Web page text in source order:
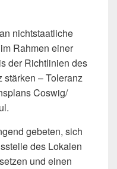
nichtstaatliche
Rahmen einer
der Richtlinien des
stärken – Toleranz
Coswig/
gebeten, sich
des Lokalen
und einen